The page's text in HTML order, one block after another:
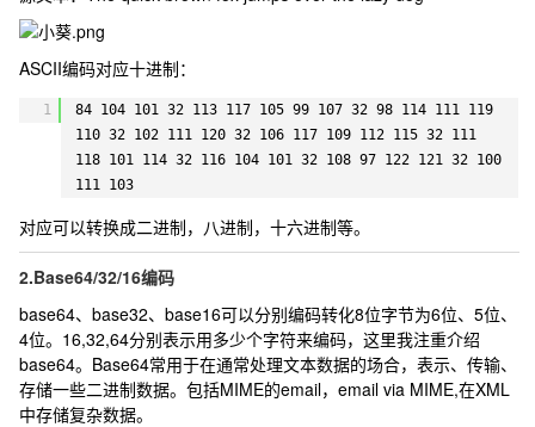
56
58
59
64
65
66
68
69
70
71
1.asp混淆加密
2.php混淆加密
3.css/js混淆加密
4.VBScript.Encode混淆加密
5.ppencode
7.jjencode/aaencode
8.JSfuck
9.jother
10.brainfuck编程语言
相关工具
参考网站
ASCII编码对应十进制：
1
84 104 101 32 113 117 105 99 107 32 98 114 111 119
110 32 102 111 120 32 106 117 109 112 115 32 111
118 101 114 32 116 104 101 32 108 97 122 121 32 100
111 103
对应可以转换成二进制，八进制，十六进制等。
2.Base64/32/16编码
base64、base32、base16可以分别编码转化8位字节为6位、5位、
4位。16,32,64分别表示用多少个字符来编码，这里我注重介绍
base64。Base64常用于在通常处理文本数据的场合，表示、传输、
存储一些二进制数据。包括MIME的email，email via MIME,在XML
中存储复杂数据。